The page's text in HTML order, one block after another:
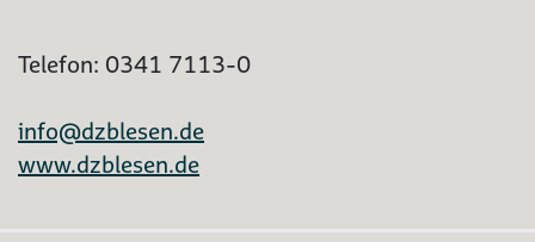
Telefon: 0341 7113-0
info@dzblesen.de
www.dzblesen.de